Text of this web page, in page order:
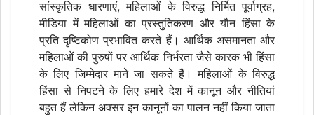
सांस्कृतिक धारणाएं, महिलाओं के विरुद्ध निर्मित पूर्वाग्रह,
मीडिया में महिलाओं का प्रस्तुतिकरण और यौन हिंसा के
प्रति दृष्टिकोण प्रभावित करते हैं। आर्थिक असमानता और
महिलाओं की पुरुषों पर आर्थिक निर्भरता जैसे कारक भी हिंसा
के लिए जिम्मेदार माने जा सकते हैं। महिलाओं के विरुद्ध
हिंसा से निपटने के लिए हमारे देश में कानून और नीतियां
बहुत हैं लेकिन अक्सर इन कानूनों का पालन नहीं किया जाता